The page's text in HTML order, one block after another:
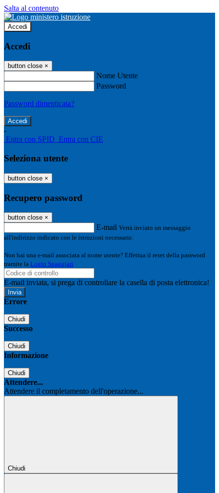
Salta al contenuto
Accedi
Accedi
button close ×
Nome Utente
Password
Password dimenticata?
-
Entra con SPID Entra con CIE
Seleziona utente
button close ×
Recupero password
button close ×
E-mail Verrà inviato un messaggio
all'indirizzo indicato con le istruzioni necessarie.
Non hai una e-mail associata al nome utente? Effettua il reset della password
tramite la Login Spaggiari
E-mail inviata, si prega di controllare la casella di posta elettronica!
Errore
Chiudi
Successo
Chiudi
Informazione
Chiudi
Attendere...
Attendere il completamento dell'operazione...
Chiudi